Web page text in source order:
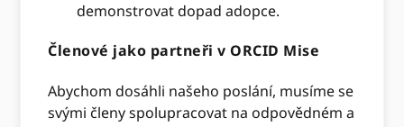
demonstrovat dopad adopce.
Členové jako partneři v ORCID Mise
Abychom dosáhli našeho poslání, musíme se
svými členy spolupracovat na odpovědném a